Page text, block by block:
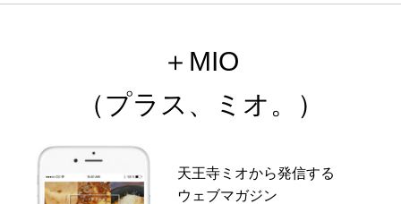
＋MIO
（プラス、ミオ。）
天王寺ミオから発信する
ウェブマガジン